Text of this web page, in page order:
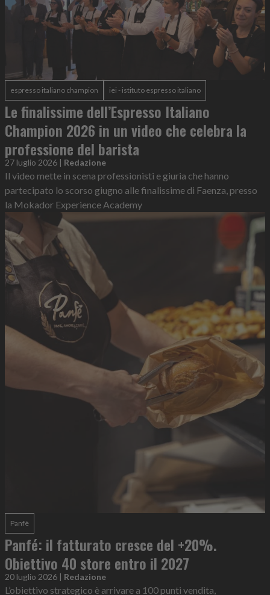
espresso italiano champion iei - istituto espresso italiano
Le finalissime dell’Espresso Italiano
Champion 2026 in un video che celebra la
professione del barista
27 luglio 2026 | Redazione
Il video mette in scena professionisti e giuria che hanno
partecipato lo scorso giugno alle finalissime di Faenza, presso
la Mokador Experience Academy
Panfè
Panfé: il fatturato cresce del +20%.
Obiettivo 40 store entro il 2027
20 luglio 2026 | Redazione
L’obiettivo strategico è arrivare a 100 punti vendita,